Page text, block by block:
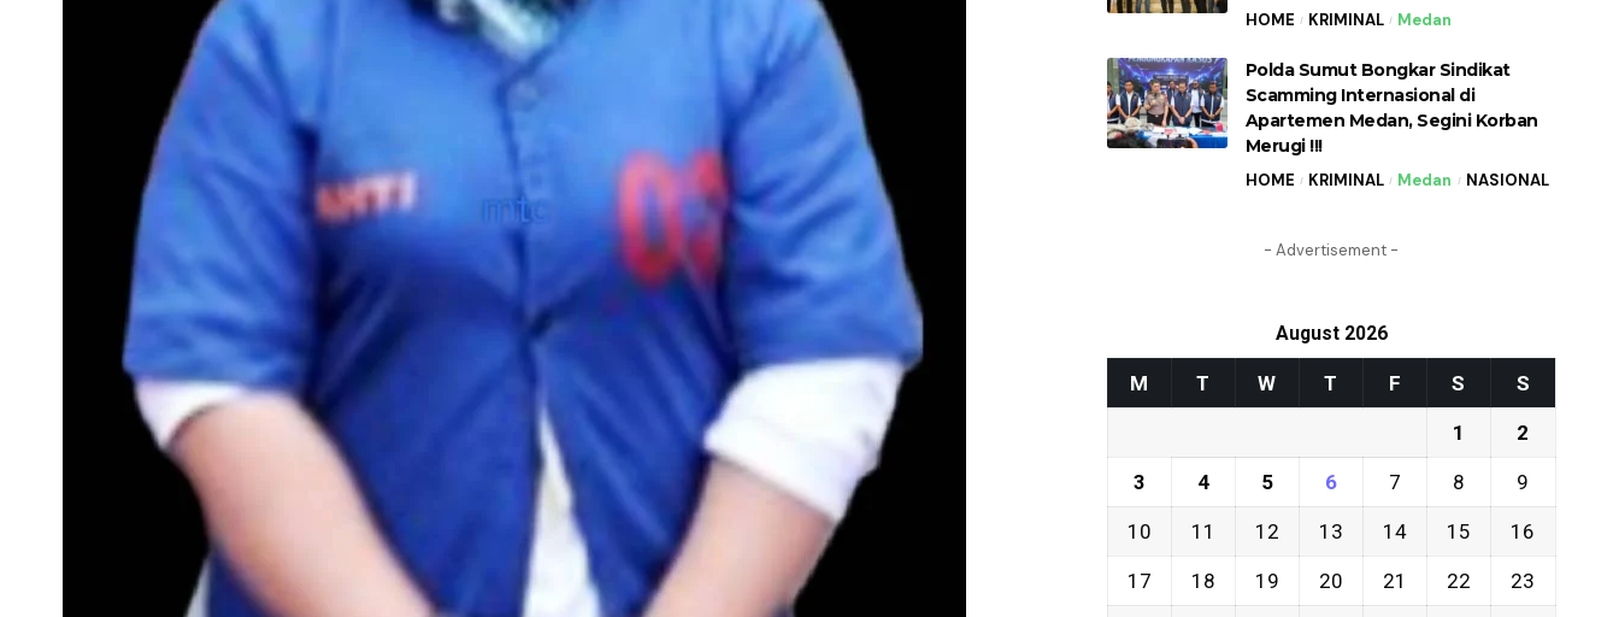
HOME KRIMINAL Medan
Polda Sumut Bongkar Sindikat
Scamming Internasional di
Apartemen Medan, Segini Korban
Merugi !!!
HOME KRIMINAL Medan NASIONAL
- Advertisement -
August 2026
M T W T F S S
1 2
3 4 5 6 7 8 9
10 11 12 13 14 15 16
17 18 19 20 21 22 23